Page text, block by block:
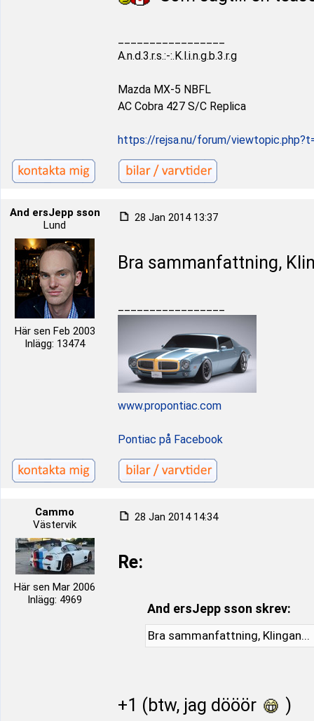
A.n.d.3.r.s.:-:.K.l.i.n.g.b.3.r.g
Mazda MX-5 NBFL
AC Cobra 427 S/C Replica
https://rejsa.nu/forum/
And ersJepp sson
Lund
Här sen Feb 2003
Inlägg: 13474
28 Jan 2014 13:37
Bra sammanfattning,
www.propontiac.com
Pontiac på Facebook
Cammo
Västervik
Här sen Mar 2006
Inlägg: 4969
28 Jan 2014 14:34
Re:
And ersJepp sson skrev:
Bra sammanfattning, Klingan...
+1 (btw, jag dööör )